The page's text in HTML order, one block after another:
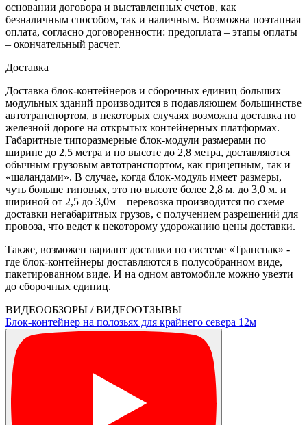
основании договора и выставленных счетов, как
безналичным способом, так и наличным. Возможна поэтапная
оплата, согласно договоренности: предоплата – этапы оплаты
– окончательный расчет.
Доставка
Доставка блок-контейнеров и сборочных единиц больших
модульных зданий производится в подавляющем большинстве
автотранспортом, в некоторых случаях возможна доставка по
железной дороге на открытых контейнерных платформах.
Габаритные типоразмерные блок-модули размерами по
ширине до 2,5 метра и по высоте до 2,8 метра, доставляются
обычным грузовым автотранспортом, как прицепным, так и
«шаландами». В случае, когда блок-модуль имеет размеры,
чуть больше типовых, это по высоте более 2,8 м. до 3,0 м. и
шириной от 2,5 до 3,0м – перевозка производится по схеме
доставки негабаритных грузов, с получением разрешений для
провоза, что ведет к некоторому удорожанию цены доставки.
Также, возможен вариант доставки по системе «Транспак» -
где блок-контейнеры доставляются в полусобранном виде,
пакетированном виде. И на одном автомобиле можно увезти
до сборочных единиц.
ВИДЕООБЗОРЫ / ВИДЕООТЗЫВЫ
Блок-контейнер на полозьях для крайнего севера 12м